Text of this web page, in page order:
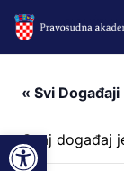
« Svi Događaji
Ovaj događaj
Open toolbar